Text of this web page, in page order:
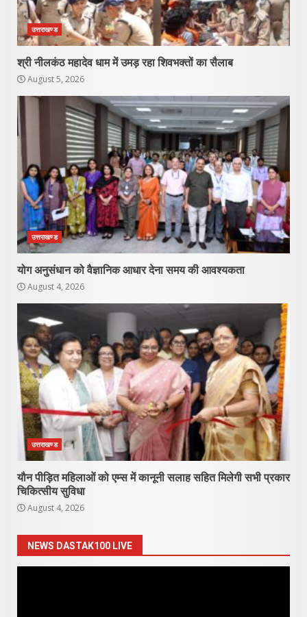
उत्तराखण्ड
श्री नीलकंठ महादेव धाम में उमड़ रहा शिवभक्तों का सैलाब
August 5, 2026
उत्तराखण्ड
योग अनुसंधान को वैज्ञानिक आधार देना समय की आवश्यकता
August 4, 2026
उत्तराखण्ड
यौन पीड़ित महिलाओं को एम्स में कानूनी सलाह सहित मिलेगी सभी प्रकार
चिकित्सीय सुविधा
August 4, 2026
NEWS DASTAK100 LIVE